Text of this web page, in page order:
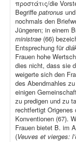
προστάτις/die
Begriffe patronus und
nochmals den
Jüngeren; in einem
ministrae (66)
Entsprechung für
Frauen hohe
dies nicht, dass sie
weigerte sich den
des Abendmahles
einigen
zu predigen und zu
rechtfertigt
Konventionen (67).
Frauen bietet B. im
(Veuves et vierges: